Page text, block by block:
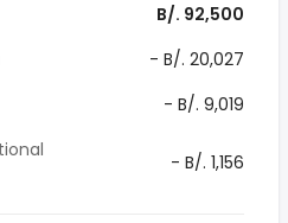
B/. 92,500
- B/. 20,027
- B/. 9,019
- B/. 1,156